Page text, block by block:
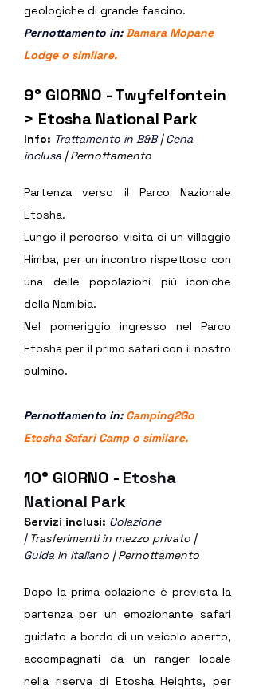
geologiche di grande fascino.
Pernottamento in: Damara Mopane
Lodge o similare.
9° GIORNO - Twyfelfontein
> Etosha National Park
Info: Trattamento in B&B | Cena
inclusa | Pernottamento
Partenza verso il Parco Nazionale
Etosha.
Lungo il percorso visita di un villaggio
Himba, per un incontro rispettoso con
una delle popolazioni più iconiche
della Namibia.
Nel pomeriggio ingresso nel Parco
Etosha per il primo safari con il nostro
pulmino.
Pernottamento in: Camping2Go
Etosha Safari Camp o similare.
10° GIORNO - Etosha
National Park
Servizi inclusi: Colazione
| Trasferimenti in mezzo privato |
Guida in italiano | Pernottamento
Dopo la prima colazione è prevista la
partenza per un emozionante safari
guidato a bordo di un veicolo aperto,
accompagnati da un ranger locale
nella riserva di Etosha Heights, per